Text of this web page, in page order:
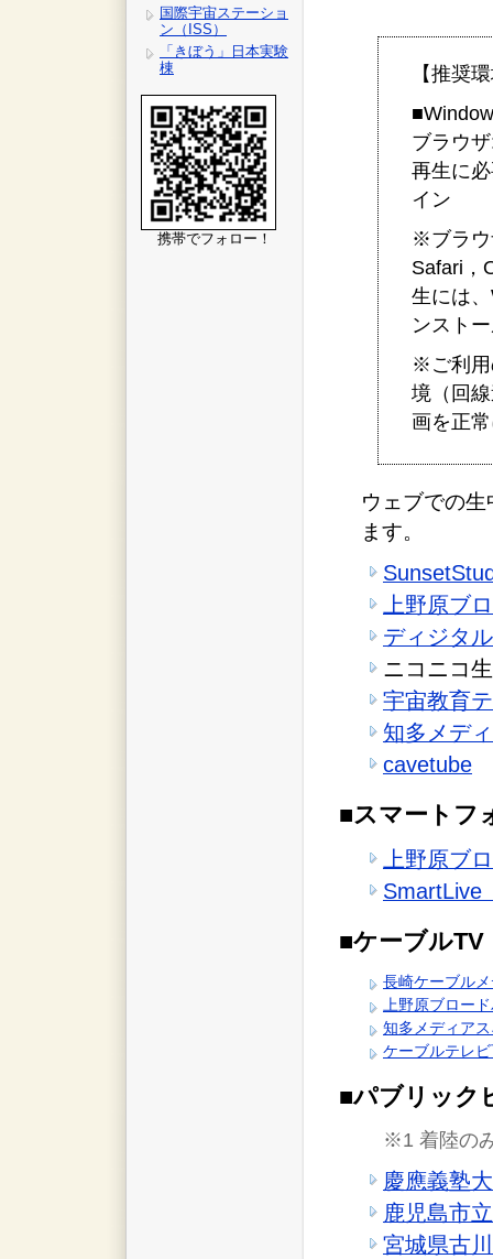
国際宇宙ステーショ
ン（ISS）
「きぼう」日本実験
棟
携帯でフォロー！
【推奨
ブラウ
再生に
イン
※ブラウ
Safari，
生には
ンスト
※ご利用
境（回
画を正
ウェブでの
ます。
上野原ブ
ディジタ
ニコニコ
宇宙教育
知多メデ
cavetube
■スマートフ
上野原ブ
SmartLive
■ケーブルTV
長崎ケーブル
上野原ブロー
知多メディア
ケーブルテレ
■パブリック
※1 着陸の
慶應義塾
鹿児島市
宮城県古